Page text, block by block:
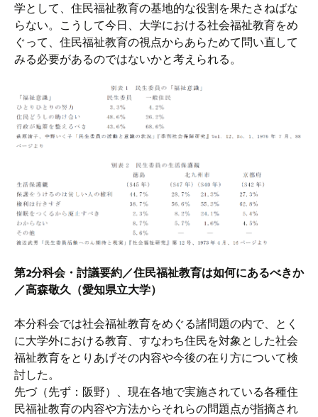
学として、住民福祉教育の基地的な役割を果たさねばな
らない。こうして今日、大学における社会福祉教育をめ
ぐって、住民福祉教育の視点からあらためて問い直して
みる必要があるのではないかと考えられる。
第2分科会・討議要約／住民福祉教育は如何にあるべきか
／高森敬久（愛知県立大学）
本分科会では社会福祉教育をめぐる諸問題の内で、とく
に大学外における教育、すなわち住民を対象とした社会
福祉教育をとりあげその内容や今後の在り方について検
討した。
先づ（先ず：阪野）、現在各地で実施されている各種住
民福祉教育の内容や方法からそれらの問題点が指摘され